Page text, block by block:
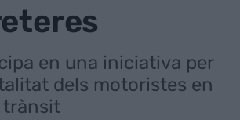
en una iniciativa per
dels motoristes en
trànsit